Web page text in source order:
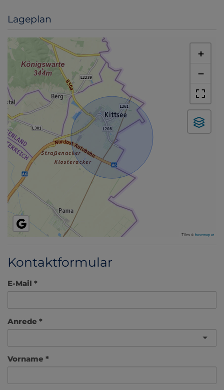
Lageplan
+
−
Tiles ©basemap.at
Kontaktformular
E-Mail
Anrede
Vorname